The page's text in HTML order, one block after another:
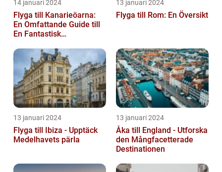
14 januari 2024
Flyga till Kanarieöarna:
En Omfattande Guide till
En Fantastisk
13 januari 2024
Flyga till Rom: En Översikt
13 januari 2024
Flyga till Ibiza - Upptäck
Medelhavets pärla
13 januari 2024
Åka till England - Utforska
den Mångfacetterade
Destinationen